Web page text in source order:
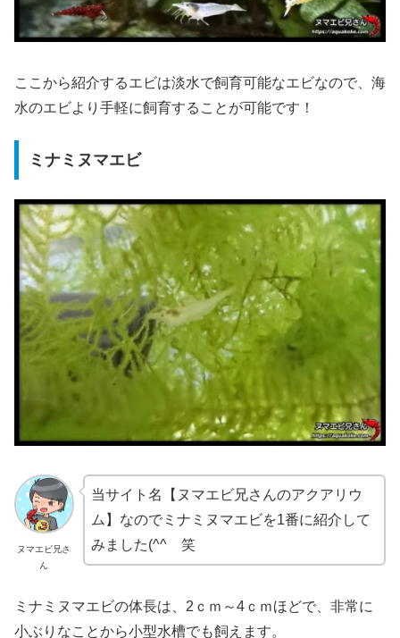
ここから紹介するエビは淡水で飼育可能なエビなので、海
水のエビより手軽に飼育することが可能です！
ミナミヌマエビ
ヌマエビ兄さ
ん
当サイト名【ヌマエビ兄さんのアクアリウ
ム】なのでミナミヌマエビを1番に紹介して
みました(^^ゞ笑
ミナミヌマエビの体長は、2ｃｍ～4ｃｍほどで、非常に
小ぶりなことから小型水槽でも飼えます。